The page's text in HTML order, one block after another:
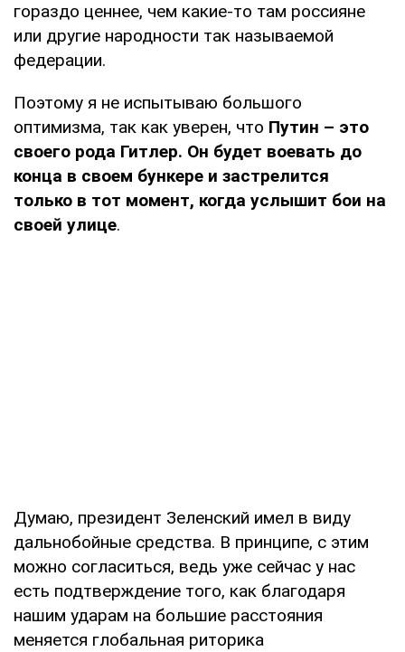
гораздо ценнее, чем какие-то там россияне
или другие народности так называемой
федерации.
Поэтому я не испытываю большого
оптимизма, так как уверен, что Путин – это
своего рода Гитлер. Он будет воевать до
конца в своем бункере и застрелится
только в тот момент, когда услышит бои на
своей улице.
Думаю, президент Зеленский имел в виду
дальнобойные средства. В принципе, с этим
можно согласиться, ведь уже сейчас у нас
есть подтверждение того, как благодаря
нашим ударам на большие расстояния
меняется глобальная риторика